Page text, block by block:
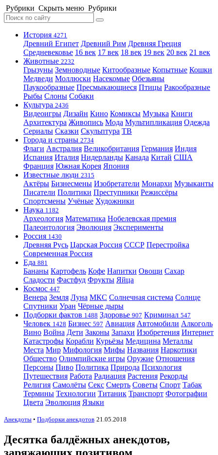
Рубрики Скрыть меню Рубрики
История 4271
Древний Египет Древний Рим Древняя Греция
Средневековье 16 век 17 век 18 век 19 век 20 век 21 век
Животные 2232
Грызуны Земноводные Китообразные Копытные Кошки
Медведи Моллюски Насекомые Обезьяны
Паукообразные Пресмыкающиеся Птицы Ракообразные
Рыбы Слоны Собаки
Культура 2436
Видеоигры Дизайн Кино Комиксы Музыка Книги
Архитектура Живопись Мода Мультипликация Одежда
Сериалы Сказки Скульптура ТВ
Города и страны 2734
Флаги Австралия Великобритания Германия Индия
Испания Италия Нидерланды Канада Китай США
Франция Южная Корея Япония
Известные люди 2315
Актёры Бизнесмены Изобретатели Монархи Музыканты
Писатели Политики Преступники Режиссёры
Спортсмены Учёные Художники
Наука 1182
Археология Математика Нобелевская премия
Палеонтология Эволюция Эксперименты
Россия 1430
Древняя Русь Царская Россия СССР Перестройка
Современная Россия
Еда 881
Бананы Картофель Кофе Напитки Овощи Сахар
Сладости Фастфуд Фрукты Яйца
Космос 447
Венера Земля Луна МКС Солнечная система Солнце
Спутники Уран Чёрные дыры
Подборки фактов 1488 Здоровье 907 Криминал 547
Человек 1428 Бизнес 597 Авиация Автомобили Алкоголь
Вино Война Дети Законы Запахи Изобретения Интернет
Катастрофы Корабли Курьёзы Медицина Металлы
Места Мир Мифология Мифы Названия Наркотики
Общество Олимпийские игры Оружие Отношения
Персоны Пиво Политика Природа Психология
Путешествия Работа Радиация Растения Рекорды
Религия Самолёты Секс Смерть Советы Спорт Табак
Термины Технологии Титаник Транспорт Фотографии
Цвета Эволюция Языки
Анекдоты • Подборки анекдотов 21.05.2018
Десятка балдёжных анекдотов,